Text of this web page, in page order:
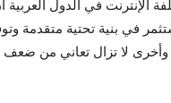
الإنترنت في الدول العربية
في بنية تحتية متقدمة
وأخرى لا تزال تعاني من ضعف